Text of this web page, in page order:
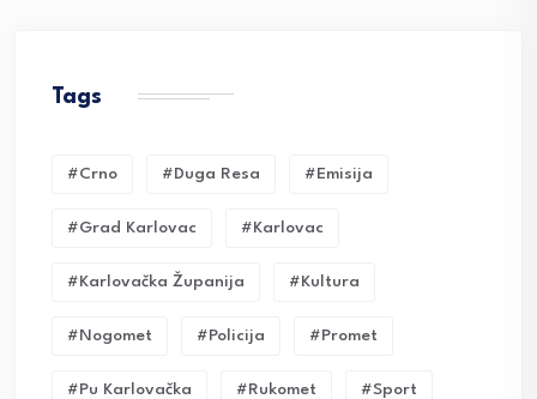
Tags
#crno #duga Resa #emisija
#grad Karlovac #karlovac
#karlovačka Županija #kultura
#nogomet #policija #promet
#pu Karlovačka #rukomet #sport